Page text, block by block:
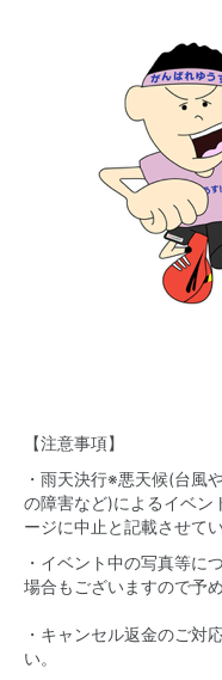
【注意事項】
・雨天決行※悪天候(台風
の障害など)によるイベン
ージに中止と記載させて
・イベント中の写真等に
場合もございますので予
・キャンセル返金のご対
い。